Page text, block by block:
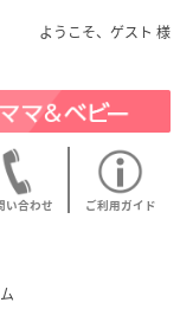
ようこそ、ゲスト 様
い合わせ ご利用ガイド